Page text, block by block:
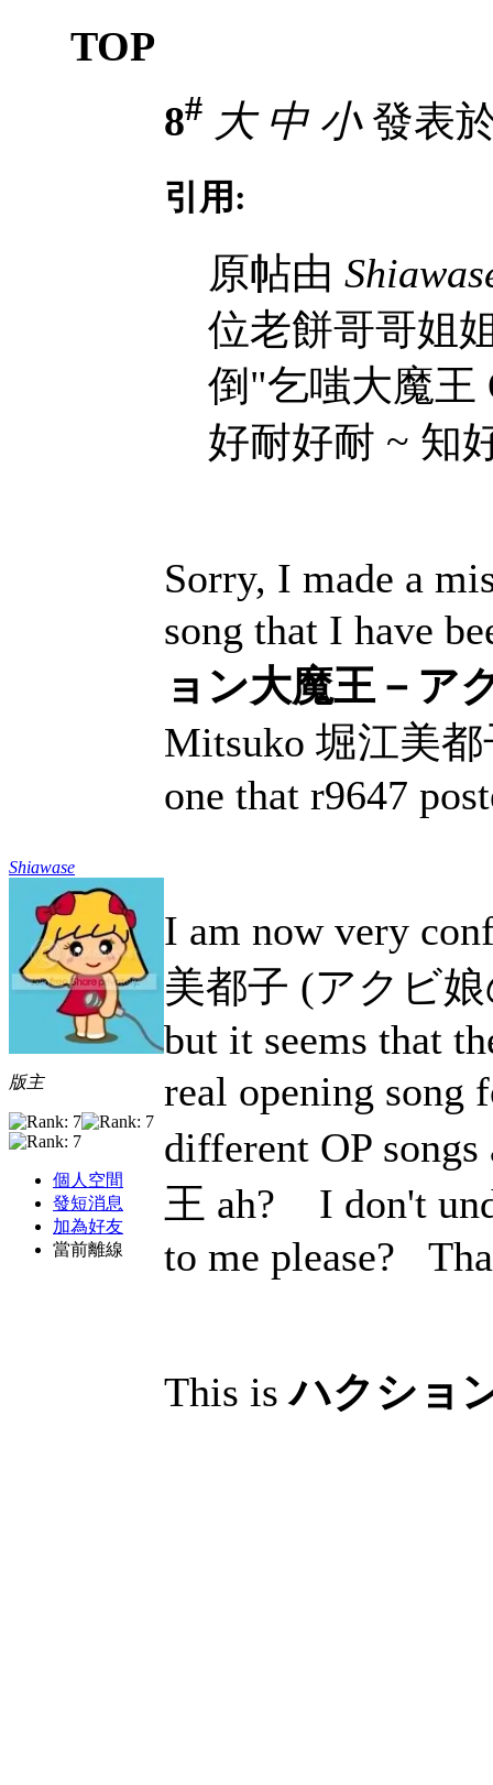
TOP
Shiawase
版主
個人空間
發短消息
加為好友
當前離線
8# 大 中 小發表
引用:
原帖由
位老餅哥哥姐
倒"乞嗤大魔王
好耐好耐 ~ 知
Sorry, I made a
song that I have
ョン大魔王－ア
Mitsuko 堀江美都
one that r9647
I am now very
美都子 (アクビ
but it seems that
real opening
different OP
王 ah?
I don't
to me please?
This isハクショ